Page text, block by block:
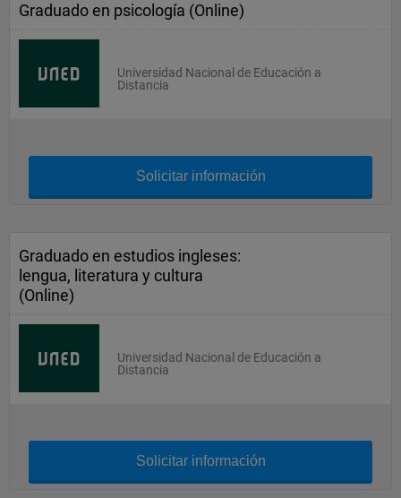
Graduado en psicología (Online)
Universidad Nacional de Educación a
Distancia
Solicitar información
Graduado en estudios ingleses:
lengua, literatura y cultura
(Online)
Universidad Nacional de Educación a
Distancia
Solicitar información